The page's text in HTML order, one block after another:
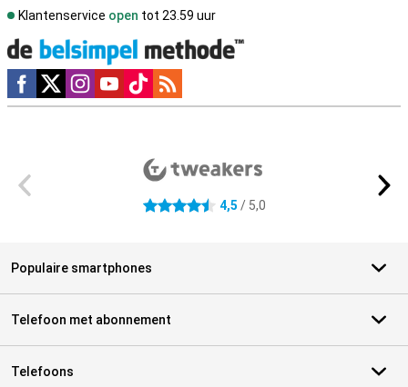
Klantenservice open tot 23.59 uur
Social media
4.5 sterren 4,5 / 5,0
Populaire smartphones
Telefoon met abonnement
Telefoons